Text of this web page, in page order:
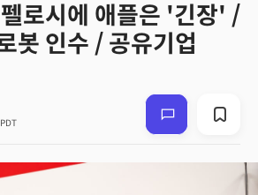
로시에 애플은 '긴장' /
봇 인수 / 공유기업